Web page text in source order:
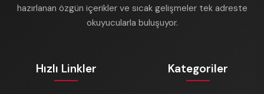
hazırlanan özgün içerikler ve sıcak gelişmeler tek adreste
okuyucularla buluşuyor.
Hızlı Linkler Kategoriler